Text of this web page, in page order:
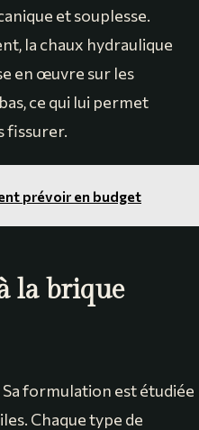
et souplesse.
la chaux hydraulique
en œuvre sur les
ce qui lui permet
fissurer.
prévoir en budget
la brique
formulation est étudiée
Chaque type de